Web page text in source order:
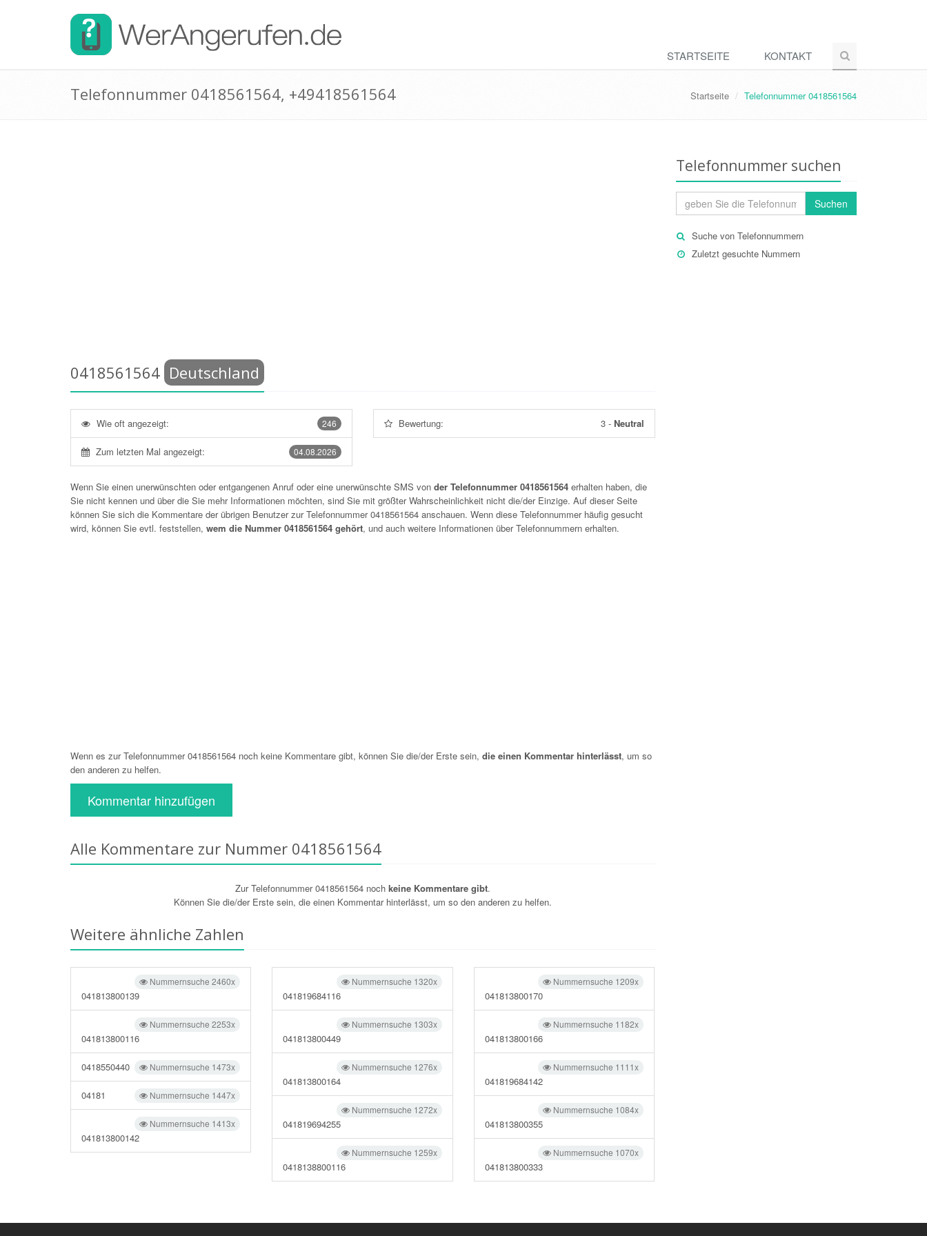
STARTSEITE KONTAKT
Telefonnummer 0418561564, +49418561564 Startseite Telefonnummer 0418561564
0418561564 Deutschland
246
Wie oft angezeigt:
04.08.2026
Zum letzten Mal angezeigt:
Bewertung: 3- Neutral
Wenn Sie einen unerwünschten oder entgangenen Anruf oder eine unerwünschte SMS von der Telefonnummer 0418561564 erhalten haben, die
Sie nicht kennen und über die Sie mehr Informationen möchten, sind Sie mit größter Wahrscheinlichkeit nicht die/der Einzige. Auf dieser Seite
können Sie sich die Kommentare der übrigen Benutzer zur Telefonnummer0418561564 anschauen. Wenn diese Telefonnummer häufig gesucht
wird, können Sie evtl. feststellen, wem die Nummer 0418561564 gehört, und auch weitere Informationen über Telefonnummern erhalten.
Wenn es zur Telefonnummer 0418561564 noch keine Kommentare gibt, können Sie die/der Erste sein, die einen Kommentar hinterlässt, um so
den anderen zu helfen.
Kommentar hinzufügen
Alle Kommentare zur Nummer 0418561564
Zur Telefonnummer 0418561564 noch keine Kommentare gibt.
Können Sie die/der Erste sein, die einen Kommentar hinterlässt, um so den anderen zu helfen.
Weitere ähnliche Zahlen
Nummernsuche 2460x
041813800139
Nummernsuche 2253x
041813800116
Nummernsuche 1473x
0418550440
Nummernsuche 1447x
04181
Nummernsuche 1413x
041813800142
Nummernsuche 1320x
041819684116
Nummernsuche 1303x
041813800449
Nummernsuche 1276x
041813800164
Nummernsuche 1272x
041819694255
Nummernsuche 1259x
0418138800116
Nummernsuche 1209x
041813800170
Nummernsuche 1182x
041813800166
Nummernsuche 1111x
041819684142
Nummernsuche 1084x
041813800355
Nummernsuche 1070x
041813800333
Telefonnummer suchen
Suchen
Suche von Telefonnummern
Zuletzt gesuchte Nummern